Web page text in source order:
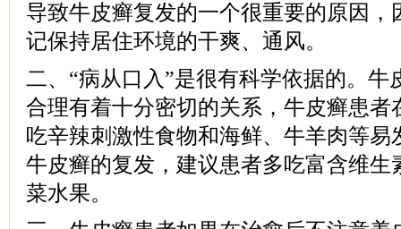
导致牛皮癣复发的一个很重要的原因，
记保持居住环境的干爽、通风。
二、“病从口入”是很有科学依据的。牛
合理有着十分密切的关系，牛皮癣患者
吃辛辣刺激性食物和海鲜、牛羊肉等易
牛皮癣的复发，建议患者多吃富含维生
菜水果。